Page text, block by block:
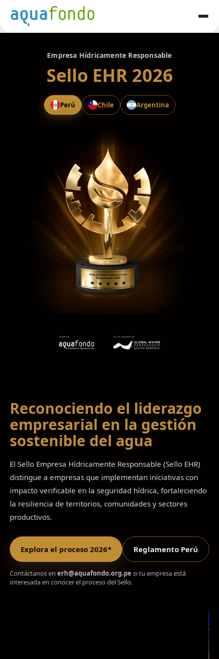
Empresa Hídricamente Responsable
Sello EHR 2026
Perú Chile Argentina
Reconociendo el liderazgo
empresarial en la gestión
sostenible del agua
El Sello Empresa Hídricamente Responsable (Sello EHR)
distingue a empresas que implementan iniciativas con
impacto verificable en la seguridad hídrica, fortaleciendo
la resiliencia de territorios, comunidades y sectores
productivos.
Explora el proceso 2026* Reglamento Perú
Contáctanos en erh@aquafondo.org.pe si tu empresa está
interesada en conocer el proceso del Sello.